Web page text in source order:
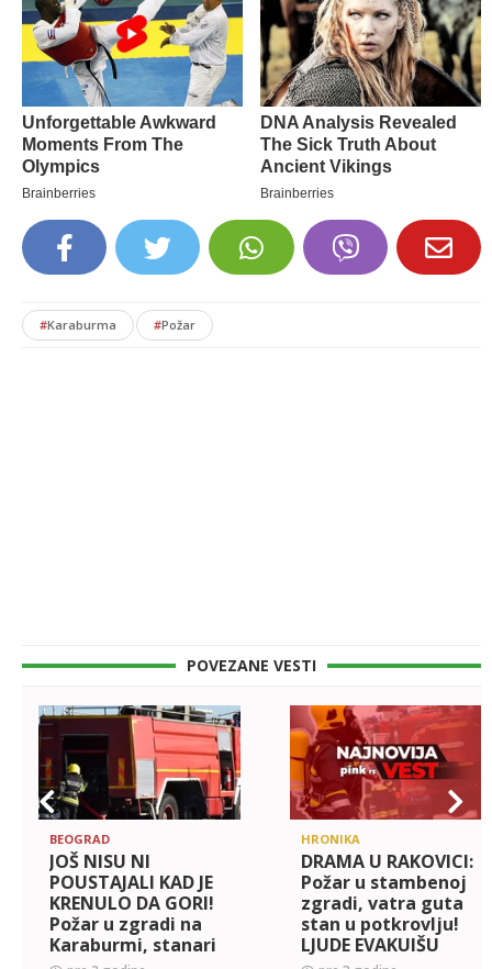
#Karaburma #Požar
POVEZANE VESTI
BEOGRAD
JOŠ NISU NI
POUSTAJALI KAD JE
KRENULO DA GORI!
Požar u zgradi na
Karaburmi, stanari
HRONIKA
DRAMA U RAKOVICI:
Požar u stambenoj
zgradi, vatra guta
stan u potkrovlju!
LJUDE EVAKUIŠU